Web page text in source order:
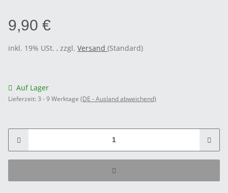
9,90 €
inkl. 19% USt. , zzgl. Versand (Standard)
Auf Lager
Lieferzeit: 3 - 9 Werktage (DE - Ausland abweichend)